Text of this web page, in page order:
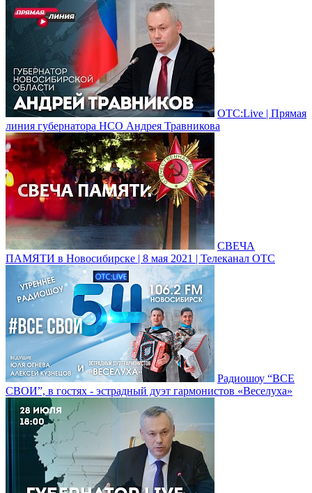
ОТС:Live | Прямая
линия губернатора НСО Андрея Травникова
СВЕЧА
ПАМЯТИ в Новосибирске | 8 мая 2021 | Телеканал ОТС
Радиошоу “ВСЕ
СВОИ”, в гостях - эстрадный дуэт гармонистов «Веселуха»